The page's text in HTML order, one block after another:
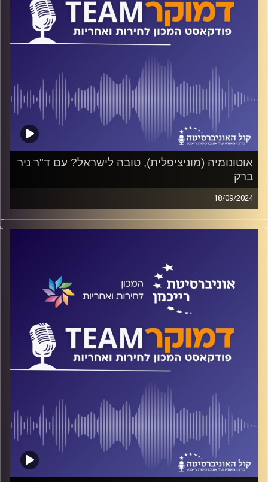
קרדיט תמונות:המכון לחירות ואחריות
אוטונומיה (מוניציפלית), טובה לישראל? עם ד"ר ניר
ברק
18/09/2024
פודקאסט המכון לחירות ואחריות באוניברסיטת רייכמן
אילו סוגי אוטונומיה מוניציפלית קיימים? מהם היתרונות ומהם
המכון לחירות ואחריות